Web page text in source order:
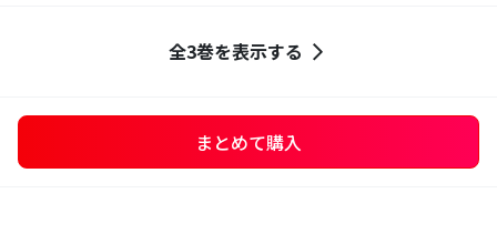
全3巻を表示する
まとめて購入